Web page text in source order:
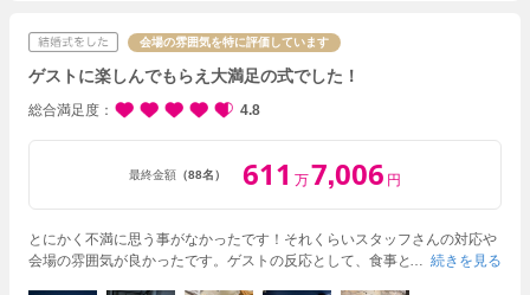
会場の雰囲気を特に評価しています
ゲストに楽しんでもらえ大満足の式でした！
総合満足度 4.8
最終金額 （88名） 611 万7,006 円
とにかく不満に思う事がなかったです！それくらいスタッフさんの対応や
会場の雰囲気が良かったです。 ゲストの反応として、食事と会場の雰囲気
続きを見る